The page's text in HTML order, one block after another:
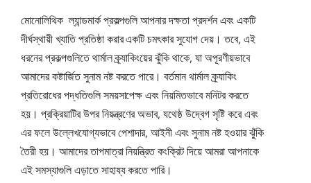
মোনোলিথিক ল্যান্ডমার্ক প্রকল্পগুলি আপনার দক্ষতা প্রদর্শন এবং একটি
দীর্ঘস্থায়ী খ্যাতি প্রতিষ্ঠা করার একটি চমৎকার সুযোগ দেয়। তবে, এই
ধরনের প্রকল্পগুলিতে থার্মাল ক্র্যাকিংয়ের ঝুঁকি থাকে, যা অপূরণীয়ভাবে
আমাদের কষ্টার্জিত সুনাম নষ্ট করতে পারে। বর্তমান থার্মাল ক্র্যাকিং
প্রতিরোধের পদ্ধতিগুলি সময়সাপেক্ষ এবং নিয়মিতভাবে মনিটর করতে
হয়। প্রক্রিয়াটির উপর নিয়ন্ত্রণের অভাব, যথেষ্ঠ উদ্বেগ সৃষ্টি করে এবং
এর ফলে উল্লেখযোগ্যভাবে পেশাদার, আইনী এবং সুনাম নষ্ট হওয়ার ঝুঁকি
তৈরী হয়। আমাদের তাপমাত্রা নিয়ন্ত্রিত কংক্রিট দিয়ে আমরা আপনাকে
এই সমস্যাগুলি এড়াতে সাহায্য করতে পারি।